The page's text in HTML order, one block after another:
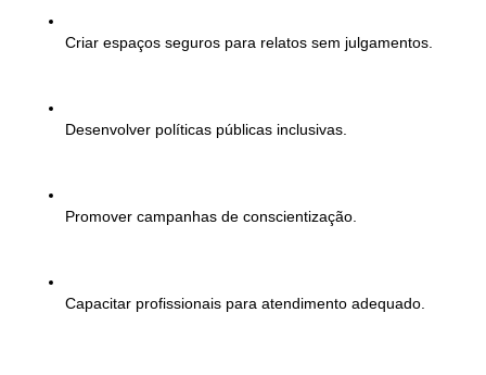
Criar espaços seguros para relatos sem julgamentos.
Desenvolver políticas públicas inclusivas.
Promover campanhas de conscientização.
Capacitar profissionais para atendimento adequado.